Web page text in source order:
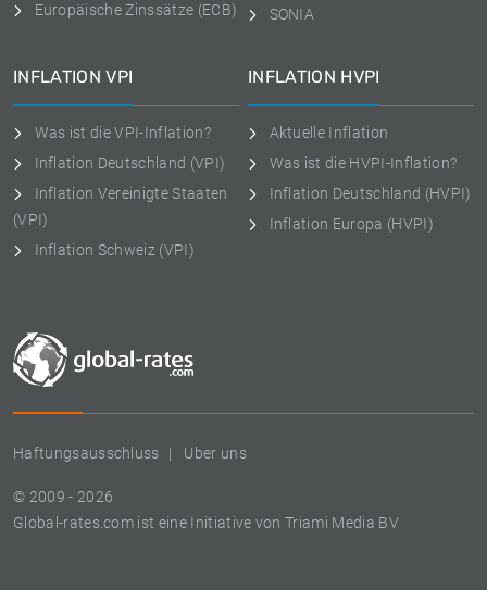
Haftungsausschluss Uber uns
© 2009 - 2026
Global-rates.com ist eine Initiative von Triami Media BV
Europäische Zinssätze (ECB)
SONIA
INFLATION VPI
Was ist die VPI-Inflation?
Inflation Deutschland (VPI)
Inflation Vereinigte Staaten
(VPI)
Inflation Schweiz (VPI)
INFLATION HVPI
Aktuelle Inflation
Was ist die HVPI-Inflation?
Inflation Deutschland (HVPI)
Inflation Europa (HVPI)